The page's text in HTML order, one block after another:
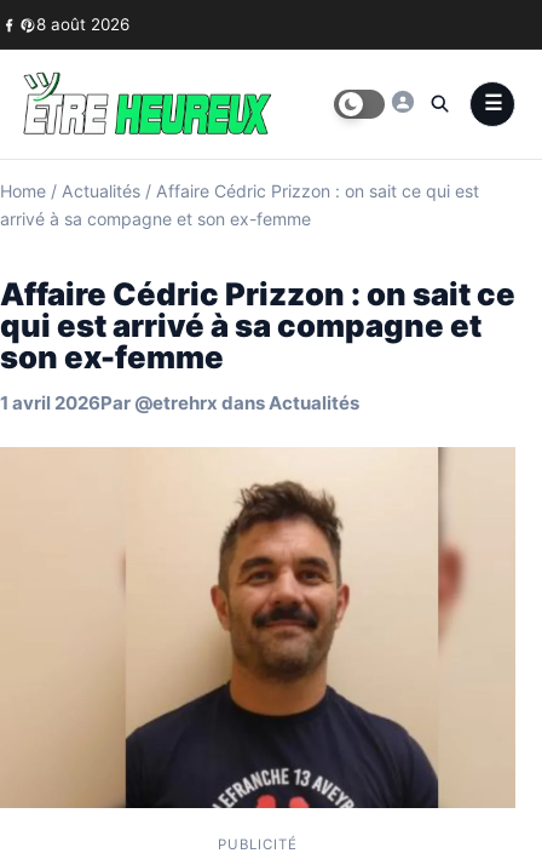
Skip to content
8 août 2026
Home / Actualités / Affaire Cédric Prizzon : on sait ce qui est
arrivé à sa compagne et son ex-femme
Affaire Cédric Prizzon : on sait ce
qui est arrivé à sa compagne et
son ex-femme
1 avril 2026Par @etrehrx dansActualités
PUBLICITÉ